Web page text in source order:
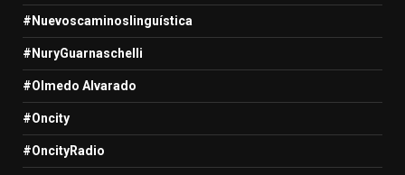
#Nuevoscaminoslinguística
#NuryGuarnaschelli
#Olmedo Alvarado
#Oncity
#OncityRadio